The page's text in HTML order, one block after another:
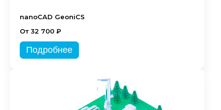
nanoCAD GeoniCS
От 32 700 ₽
Подробнее